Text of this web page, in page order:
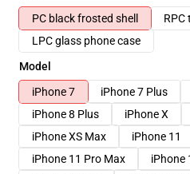
PC black frosted shell
RPC
LPC glass phone case
Model
iPhone 7
iPhone 7 Plus
iPhone 8 Plus
iPhone X
iPhone XS Max
iPhone 11
iPhone 11 Pro Max
iPhone